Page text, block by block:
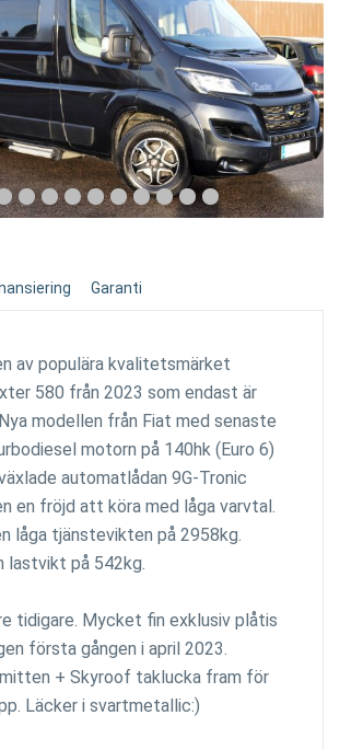
Garanti
av populära kvalitetsmärket
580 från 2023 som endast är
modellen från Fiat med senaste
motorn på 140hk (Euro 6)
automatlådan 9G-Tronic
en fröjd att köra med låga varvtal.
låga tjänstevikten på 2958kg.
lastvikt på 542kg.
tidigare. Mycket fin exklusiv plåtis
första gången i april 2023.
+ Skyroof taklucka fram för
Läcker i svartmetallic:)